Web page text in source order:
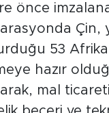
önce
Çin,
53
hazır
mal